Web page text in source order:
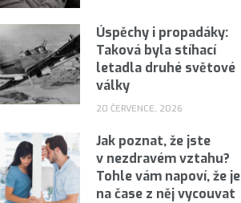
Úspěchy i propadáky:
Taková byla stíhací
letadla druhé světové
války
20 ČERVENCE, 2026
Jak poznat, že jste
v nezdravém vztahu?
Tohle vám napoví, že je
na čase z něj vycouvat